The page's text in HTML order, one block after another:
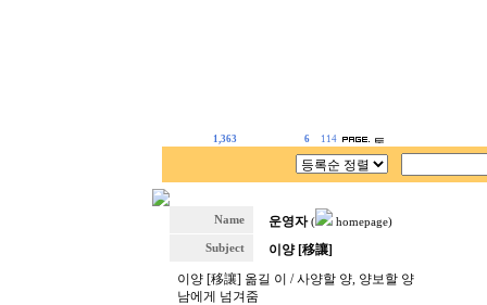
1,363 6 114
Name 운영자 ( homepage)
Subject
이양 [移讓]
이양 [移讓] 옮길 이 / 사양할 양, 양보할 양
남에게 넘겨줌